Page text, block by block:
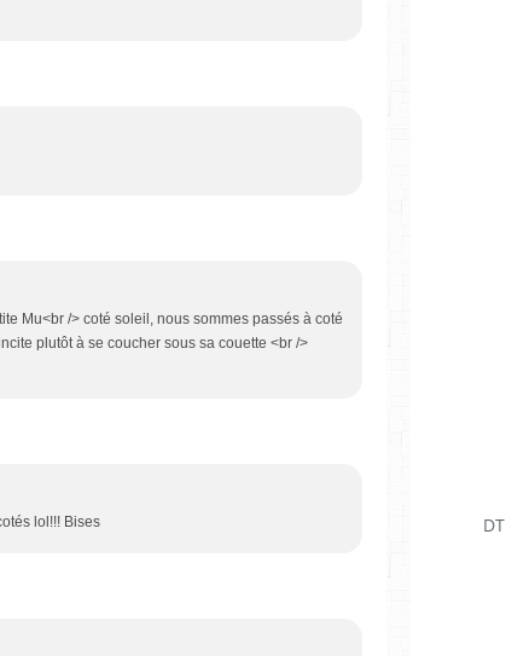
Mu<br /> coté soleil, nous sommes passés à coté
plutôt à se coucher sous sa couette <br />
lol!!! Bises